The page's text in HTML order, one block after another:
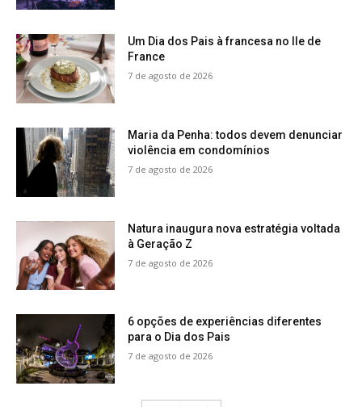
Um Dia dos Pais à francesa no Ile de
France
7 de agosto de 2026
Maria da Penha: todos devem denunciar
violência em condomínios
7 de agosto de 2026
Natura inaugura nova estratégia voltada
à Geração Z
7 de agosto de 2026
6 opções de experiências diferentes
para o Dia dos Pais
7 de agosto de 2026